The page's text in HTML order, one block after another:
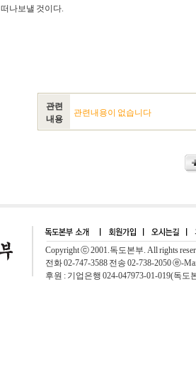
떠나보낼 것이다.
관련
내용
관련내용이 없습니다
Copyright ⓒ 2001.독도본부. All rights
전화 02-747-3588 전송 02-738-2050 ⓔ-
후원 : 기업은행 024-047973-01-019(독도